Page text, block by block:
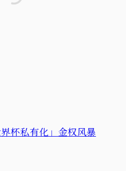
杯私有化」金权风暴